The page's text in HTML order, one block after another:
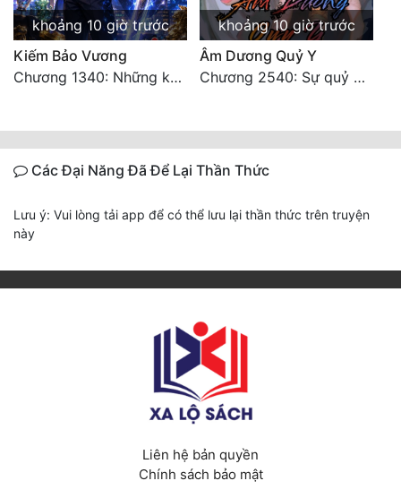
khoảng 10 giờ trước
Kiếm Bảo Vương
Chương 1340: Những kẻ cướp có cánh
khoảng 10 giờ trước
Âm Dương Quỷ Y
Chương 2540: Sự quỷ dị của Lý Trường Phong
Các Đại Năng Đã Để Lại Thần Thức
Lưu ý: Vui lòng tải app để có thể lưu lại thần thức trên truyện
này
Liên hệ bản quyền
Chính sách bảo mật